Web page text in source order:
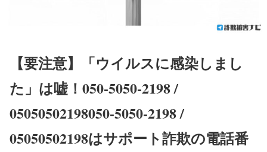
【要注意】「ウイルスに感染しまし
た」は嘘！050-5050-2198 /
05050502198050-5050-2198 /
05050502198はサポート詐欺の電話番